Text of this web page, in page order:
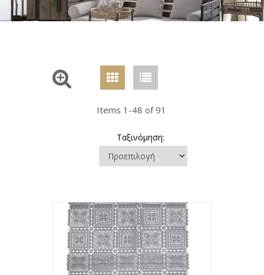
Items 1-48 of 91
Ταξινόμηση: